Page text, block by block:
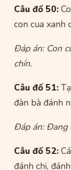
Câu đố 50:
con cua xanh
Đáp án: Con
chín.
Câu đố 51:
đàn bà đánh
Đáp án: Đang
Câu đố 52:
đánh chị,